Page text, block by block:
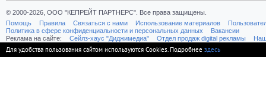
© 2000-2026, ООО "КЕПРЕЙТ ПАРТНЕРС". Все права защищены.
Помощь
Правила Связаться с нами Использование материалов
Политика в сфере конфиденциальности и персональных данных
Вакансии
Реклама на сайте:
Cейлз-хаус "Диджимедиа" Отдел продаж digital рекламы
Для удобства пользования сайтом используются Cookies. Подробнее здесь